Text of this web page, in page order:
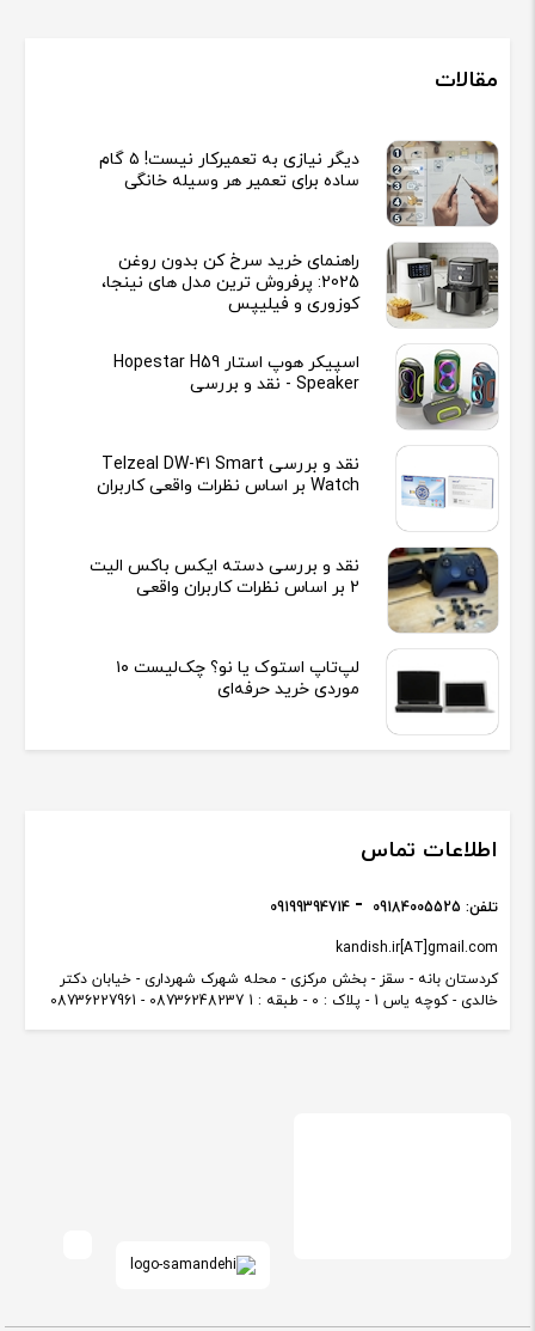
مقالات
دیگر نیازی به تعمیرکار نیست! ۵ گام
ساده برای تعمیر هر وسیله خانگی
راهنمای خرید سرخ کن بدون روغن
2025: پرفروش ترین مدل های نینجا،
کوزوری و فیلیپس
اسپیکر هوپ استار Hopestar H59
Speaker - نقد و بررسی
نقد و بررسی Telzeal DW-41 Smart
Watch بر اساس نظرات واقعی کاربران
نقد و بررسی دسته ایکس باکس الیت
2 بر اساس نظرات کاربران واقعی
لپ‌تاپ استوک یا نو؟ چک‌لیست ۱۰
موردی خرید حرفه‌ای
اطلاعات تماس
کردستان بانه - سقز - بخش مرکزی - محله شهرک شهرداری - خیابان دکتر
خالدی - کوچه یاس 1 - پلاک : 0 - طبقه : 1 08736248237 - 08736227961
kandish.ir[AT]gmail.com
تلفن: 09184005525
09199394714